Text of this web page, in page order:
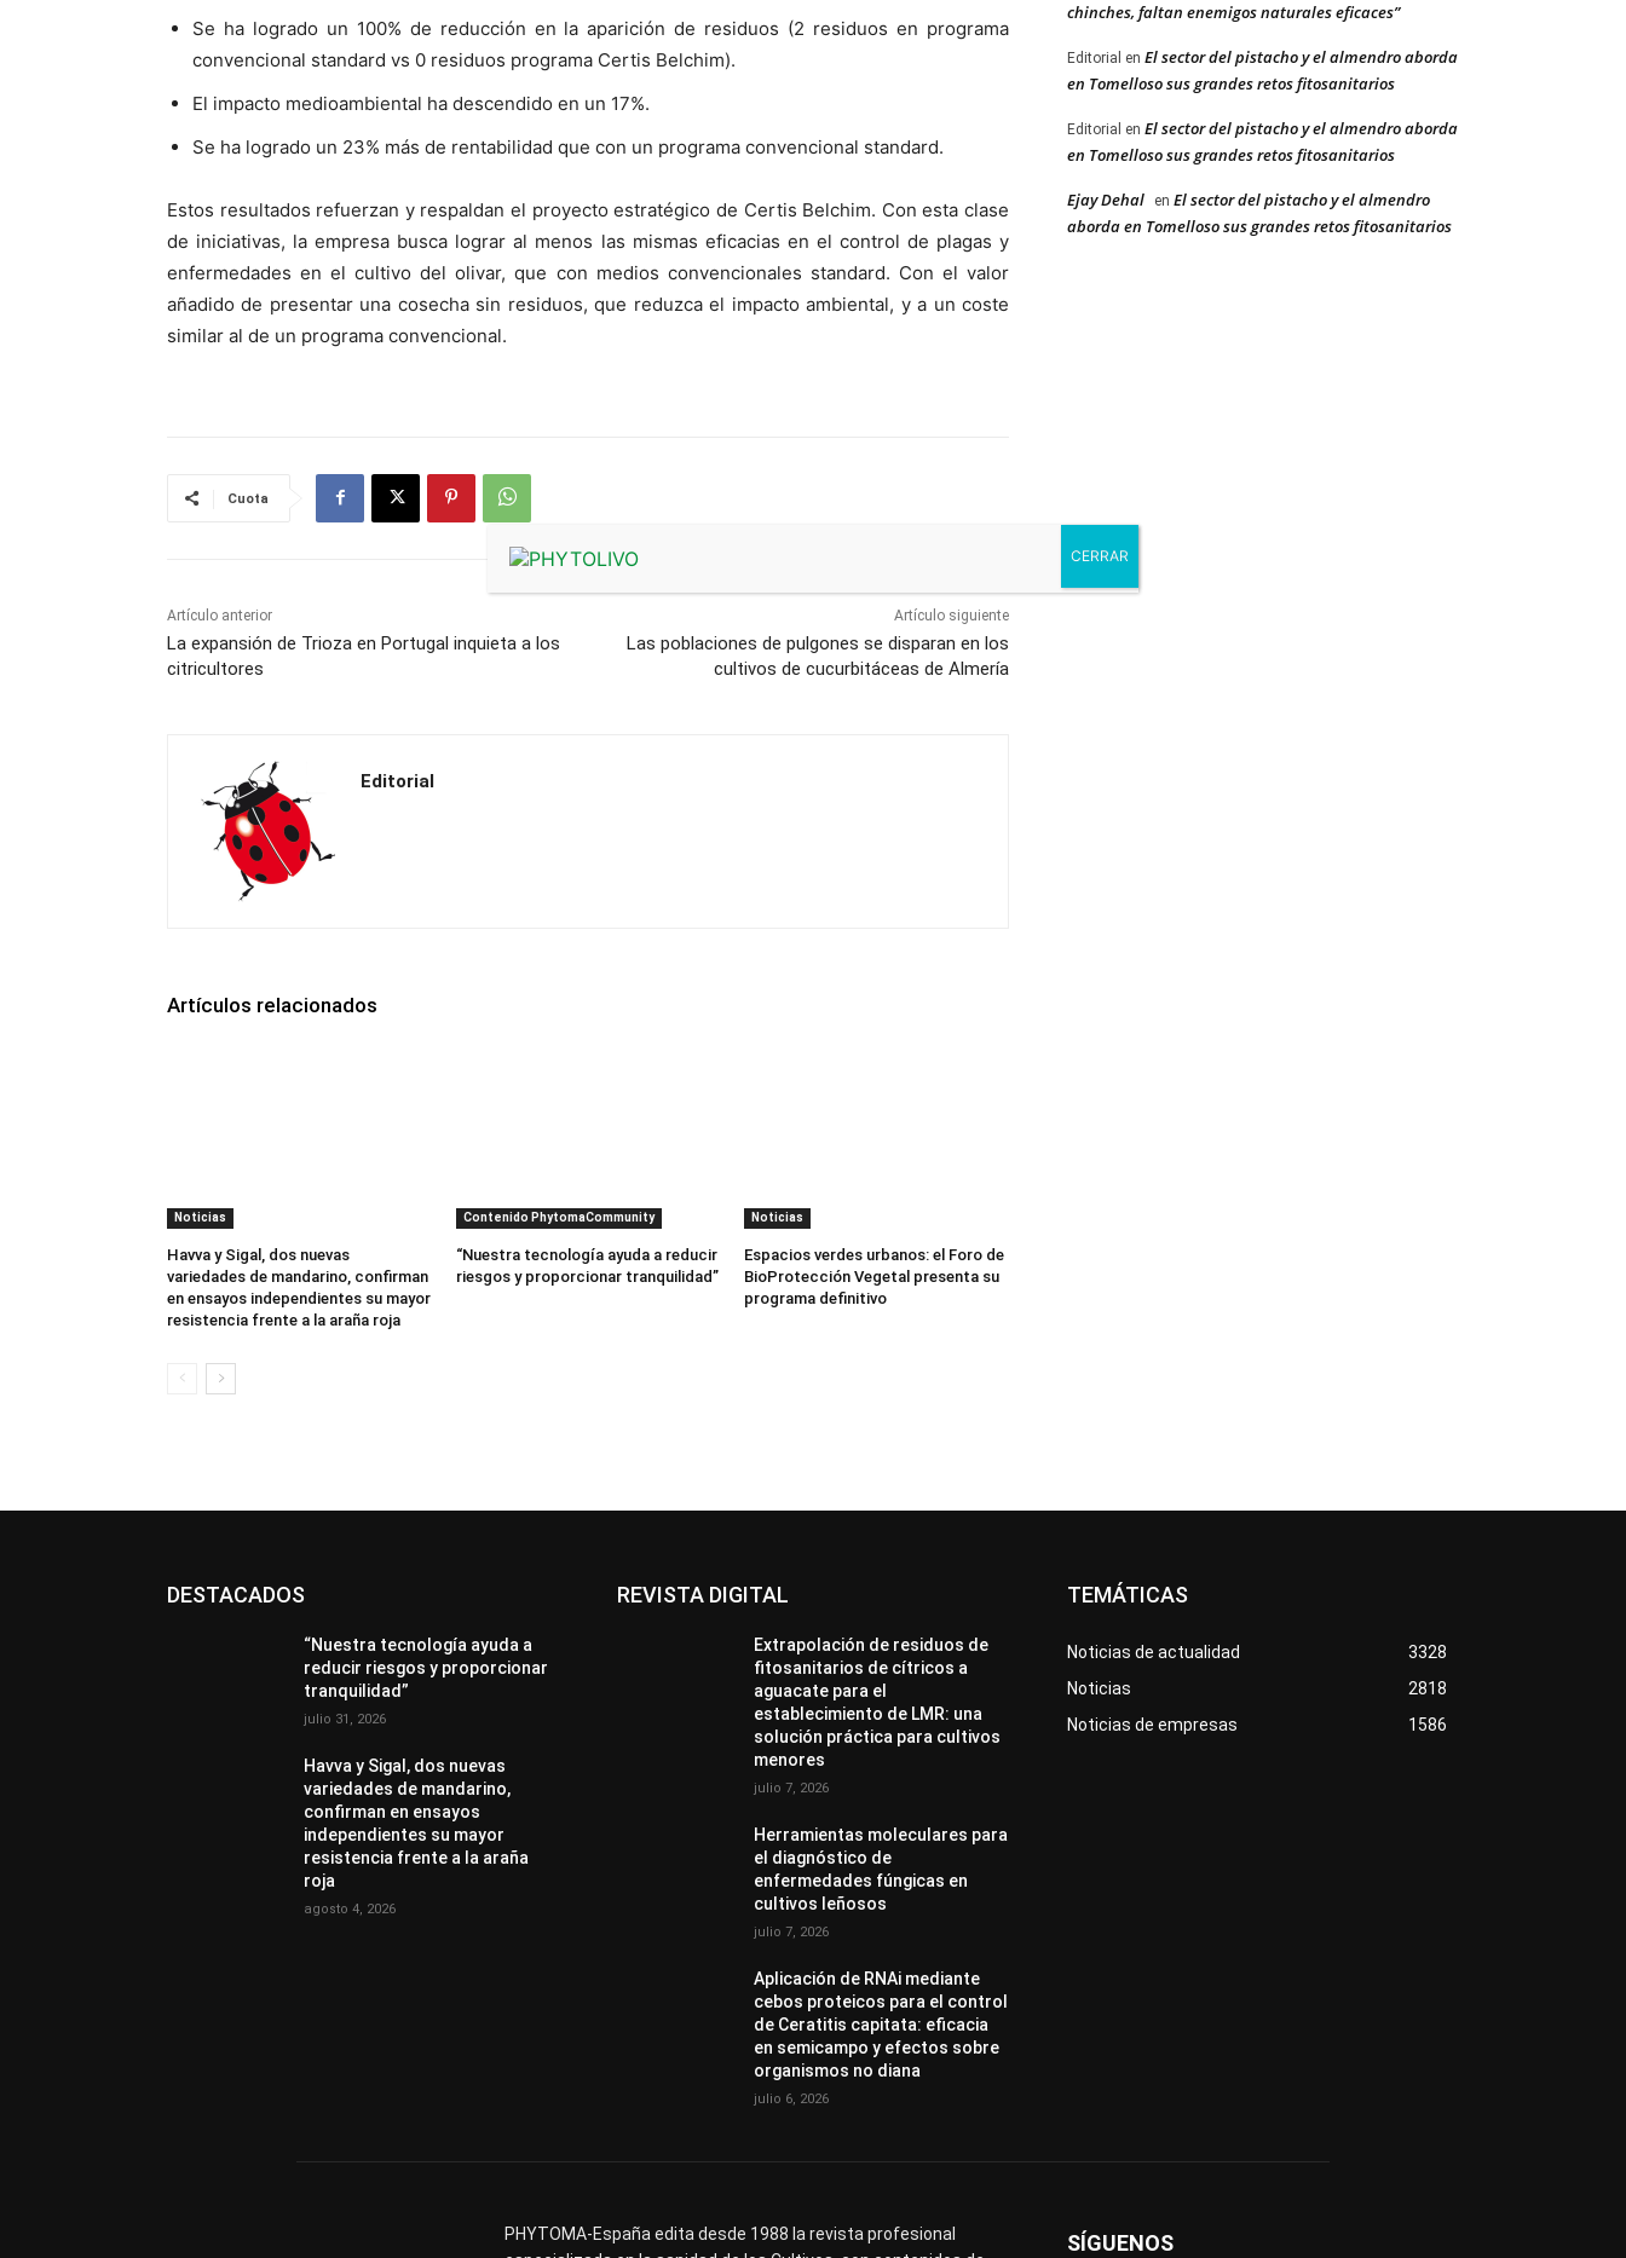
Se ha logrado un 100% de reducción en la aparición de residuos (2 residuos en programa
convencional standard vs 0 residuos programa Certis Belchim).
El impacto medioambiental ha descendido en un 17%.
Se ha logrado un 23% más de rentabilidad que con un programa convencional standard.
Estos resultados refuerzan y respaldan el proyecto estratégico de Certis Belchim. Con esta clase
de iniciativas, la empresa busca lograr al menos las mismas eficacias en el control de plagas y
enfermedades en el cultivo del olivar, que con medios convencionales standard. Con el valor
añadido de presentar una cosecha sin residuos, que reduzca el impacto ambiental, y a un coste
similar al de un programa convencional.
Cuota
Artículo anterior
La expansión de Trioza en Portugal inquieta a los
citricultores
Artículo siguiente
Las poblaciones de pulgones se disparan en los
cultivos de cucurbitáceas de Almería
Editorial
Artículos relacionados
Noticias
Havva y Sigal, dos nuevas
variedades de mandarino, confirman
en ensayos independientes su mayor
resistencia frente a la araña roja
Contenido PhytomaCommunity
“Nuestra tecnología ayuda a reducir
riesgos y proporcionar tranquilidad”
Noticias
Espacios verdes urbanos: el Foro de
BioProtección Vegetal presenta su
programa definitivo
chinches, faltan enemigos naturales eficaces”
Editorial en El sector del pistacho y el almendro aborda
en Tomelloso sus grandes retos fitosanitarios
Editorial en El sector del pistacho y el almendro aborda
en Tomelloso sus grandes retos fitosanitarios
Ejay Dehal en El sector del pistacho y el almendro
aborda en Tomelloso sus grandes retos fitosanitarios
DESTACADOS
“Nuestra tecnología ayuda a
reducir riesgos y proporcionar
tranquilidad”
julio 31, 2026
Havva y Sigal, dos nuevas
variedades de mandarino,
confirman en ensayos
independientes su mayor
resistencia frente a la araña
roja
agosto 4, 2026
REVISTA DIGITAL
Extrapolación de residuos de
fitosanitarios de cítricos a
aguacate para el
establecimiento de LMR: una
solución práctica para cultivos
menores
julio 7, 2026
Herramientas moleculares para
el diagnóstico de
enfermedades fúngicas en
cultivos leñosos
julio 7, 2026
Aplicación de RNAi mediante
cebos proteicos para el control
de Ceratitis capitata: eficacia
en semicampo y efectos sobre
organismos no diana
julio 6, 2026
TEMÁTICAS
Noticias de actualidad
3328
Noticias
2818
Noticias de empresas
1586
PHYTOMA-España edita desde 1988 la revista profesional
SÍGUENOS